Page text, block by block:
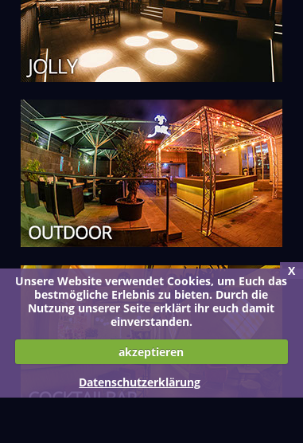
Unsere Website verwendet Cookies, um Euch das
bestmögliche Erlebnis zu bieten. Durch die
Nutzung unserer Seite erklärt ihr euch damit
einverstanden.
akzeptieren
Datenschutzerklärung
X